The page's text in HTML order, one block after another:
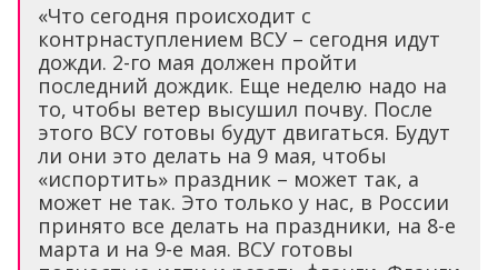
«Что сегодня происходит с
контрнаступлением ВСУ – сегодня идут
дожди. 2-го мая должен пройти
последний дождик. Еще неделю надо на
то, чтобы ветер высушил почву. После
этого ВСУ готовы будут двигаться. Будут
ли они это делать на 9 мая, чтобы
«испортить» праздник – может так, а
может не так. Это только у нас, в России
принято все делать на праздники, на 8-е
марта и на 9-е мая. ВСУ готовы